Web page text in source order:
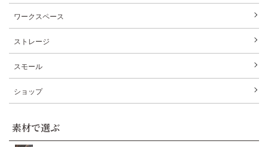
ワークスペース
ストレージ
スモール
ショップ
素材で選ぶ